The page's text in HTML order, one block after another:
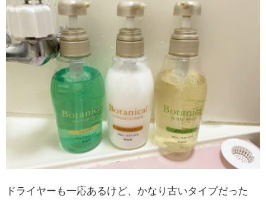
ドライヤーも一応あるけど、かなり古いタイプだった